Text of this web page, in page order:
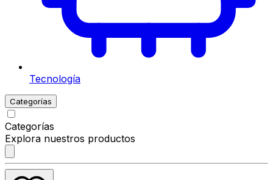
Tecnología
Categorías
Categorías
Explora nuestros productos